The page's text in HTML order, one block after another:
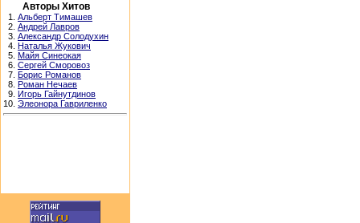
Авторы Хитов
1. Альберт Тимашев
2. Андрей Лавров
3. Александр Солодухин
4. Наталья Жукович
5. Майя Синеокая
6. Сергей Сморовоз
7. Борис Романов
8. Роман Нечаев
9. Игорь Гайнутдинов
10. Элеонора Гавриленко